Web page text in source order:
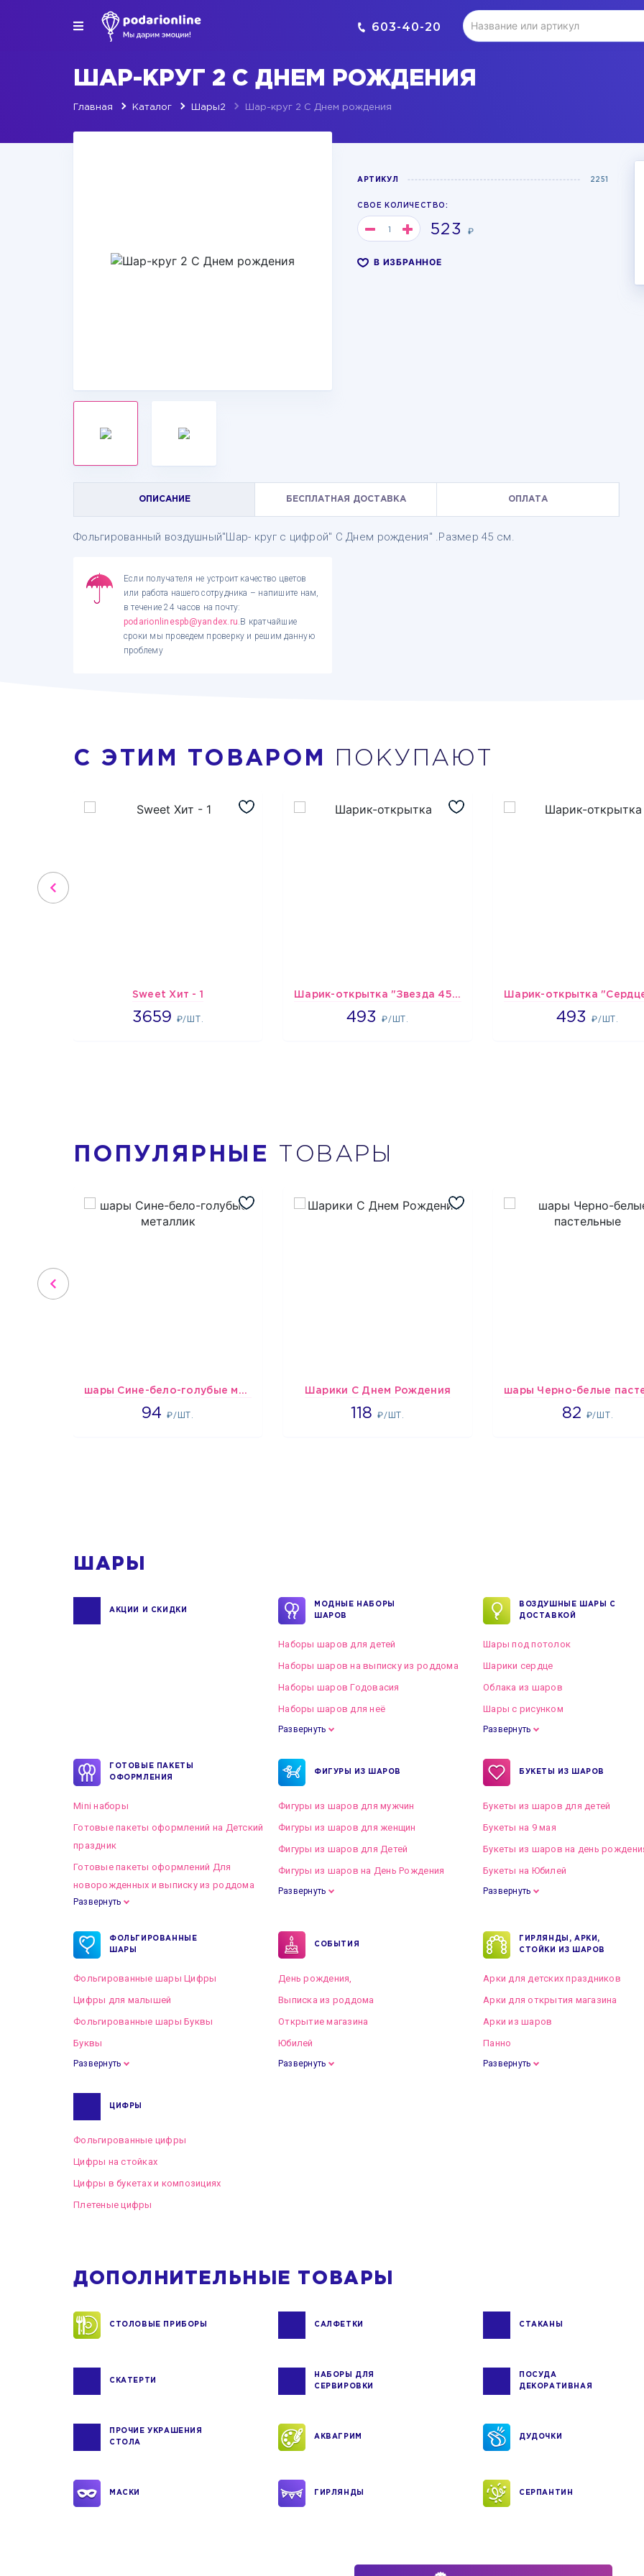
603-40-20
ШАР-КРУГ 2 С ДНЕМ РОЖДЕНИЯ
Главная Каталог Шары2 Шар-круг 2 С Днем рождения
АРТИКУЛ 2251
СВОЕ КОЛИЧЕСТВО:
523₽
В ИЗБРАННОЕ
ОПИСАНИЕ БЕСПЛАТНАЯ ДОСТАВКА ОПЛАТА
Фольгированный воздушный"Шар- круг с цифрой" С Днем рождения" .Размер 45 см.
Если получателя не устроит качество цветов
или работа нашего сотрудника – напишите нам,
в течение 24 часов на почту:
podarionlinespb@yandex.ru.В кратчайшие
сроки мы проведем проверку и решим данную
проблему
С ЭТИМ ТОВАРОМ ПОКУПАЮТ
Sweet Хит - 1
3659 ₽/ШТ.
3659 Шарик-открытка "Звезда 45 см" №1
493₽/ШТ.
493
493₽/ШТ.
493
ПОПУЛЯРНЫЕ ТОВАРЫ
шары Сине-бело-голубые металлик
94₽/ШТ.
1697 Шарики С Днем Рождения
118₽/ШТ.
1808
82 ₽/ШТ.
1637
ШАРЫ
АКЦИИ И СКИДКИ
МОДНЫЕ НАБОРЫ
ШАРОВ
Наборы шаров для детей
Наборы шаров на выписку из роддома
Наборы шаров Годовасия
Наборы шаров для неё
Развернуть
ВОЗДУШНЫЕ ШАРЫ С
ДОСТАВКОЙ
Шары под потолок
Шарики сердце
Облака из шаров
Шары с рисунком
Развернуть
ГОТОВЫЕ ПАКЕТЫ
ОФОРМЛЕНИЯ
Mini наборы
Готовые пакеты оформлений на Детский
праздник
Готовые пакеты оформлений Для
новорожденных и выписку из роддома
Готовые пакеты оформлений на Свадьбу
Развернуть
ФИГУРЫ ИЗ ШАРОВ
Фигуры из шаров для мужчин
Фигуры из шаров для женщин
Фигуры из шаров для Детей
Фигуры из шаров на День Рождения
Развернуть
БУКЕТЫ ИЗ ШАРОВ
Букеты из шаров для детей
Букеты на 9 мая
Букеты из шаров на день
Букеты на Юбилей
Развернуть
ФОЛЬГИРОВАННЫЕ
ШАРЫ
Фольгированные шары Цифры
Цифры для малышей
Фольгированные шары Буквы
Буквы
Развернуть
СОБЫТИЯ
День рождения,
Выписка из роддома
Открытие магазина
Юбилей
Развернуть
ГИРЛЯНДЫ, АРКИ,
СТОЙКИ ИЗ ШАРОВ
Арки для детских праздников
Арки для открытия магазина
Арки из шаров
Панно
Развернуть
ЦИФРЫ
Фольгированные цифры
Цифры на стойках
Цифры в букетах и композициях
Плетеные цифры
ДОПОЛНИТЕЛЬНЫЕ ТОВАРЫ
СТОЛОВЫЕ ПРИБОРЫ САЛФЕТКИ СТАКАНЫ
СКАТЕРТИ
НАБОРЫ ДЛЯ
СЕРВИРОВКИ
ПОСУДА
ДЕКОРАТИВНАЯ
ПРОЧИЕ УКРАШЕНИЯ
СТОЛА
АКВАГРИМ ДУДОЧКИ
МАСКИ ГИРЛЯНДЫ СЕРПАНТИН